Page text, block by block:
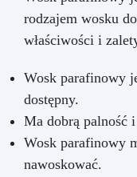
rodzajem wosku
właściwości i
Wosk parafinowy
dostępny.
Ma dobrą palność
Wosk parafinowy
nawoskować.